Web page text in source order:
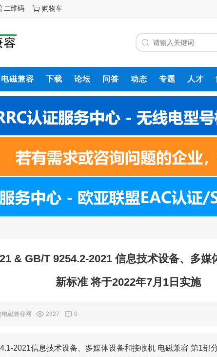
二维码 购物车
电磁兼容 下载 论坛 问答 动态 专题 人才
& GB/T 9254.2-2021 信息技术设备、多
新标准 将于2022年7月1日实施
电磁兼容网 2327 0
2021信息技术设备、多媒体设备和接收机 电磁兼容 第1部